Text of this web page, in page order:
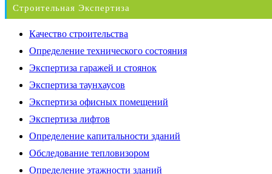
Строительная Экспертиза
Качество строительства
Определение технического состояния
Экспертиза гаражей и стоянок
Экспертиза таунхаусов
Экспертиза офисных помещений
Экспертиза лифтов
Определение капитальности зданий
Обследование тепловизором
Определение этажности зданий